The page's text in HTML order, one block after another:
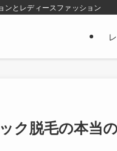
ンとレディースファッション
ク脱毛の本当